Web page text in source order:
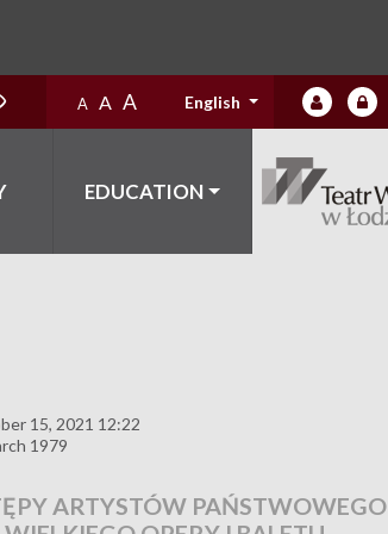
A A A English
EDUCATION
15, 2021 12:22
1979
ARTYSTÓW PAŃSTWOWEGO